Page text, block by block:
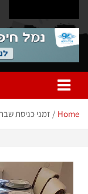
970 חדשות חיפה
970 חדשות חיפה
Home זמני כניסת